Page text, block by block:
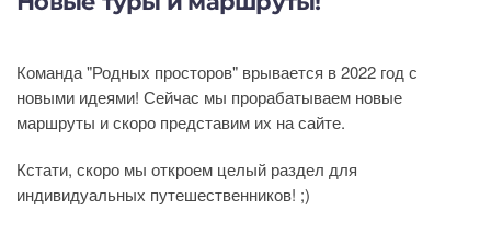
Команда "Родных просторов" врывается в 2022 год с
новыми идеями! Сейчас мы прорабатываем новые
маршруты и скоро представим их на сайте.
Кстати, скоро мы откроем целый раздел для
индивидуальных путешественников! ;)